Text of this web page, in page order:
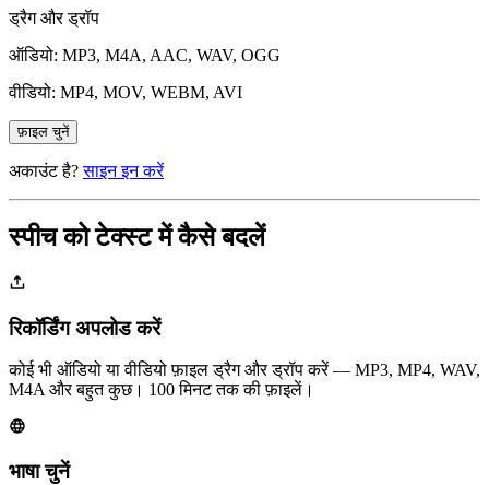
ड्रैग और ड्रॉप
ऑडियो: MP3, M4A, AAC, WAV, OGG
वीडियो: MP4, MOV, WEBM, AVI
फ़ाइल चुनें
अकाउंट है? साइन इन करें
स्पीच को टेक्स्ट में कैसे बदलें
रिकॉर्डिंग अपलोड करें
कोई भी ऑडियो या वीडियो फ़ाइल ड्रैग और ड्रॉप करें — MP3, MP4, WAV,
M4A और बहुत कुछ। 100 मिनट तक की फ़ाइलें।
भाषा चुनें